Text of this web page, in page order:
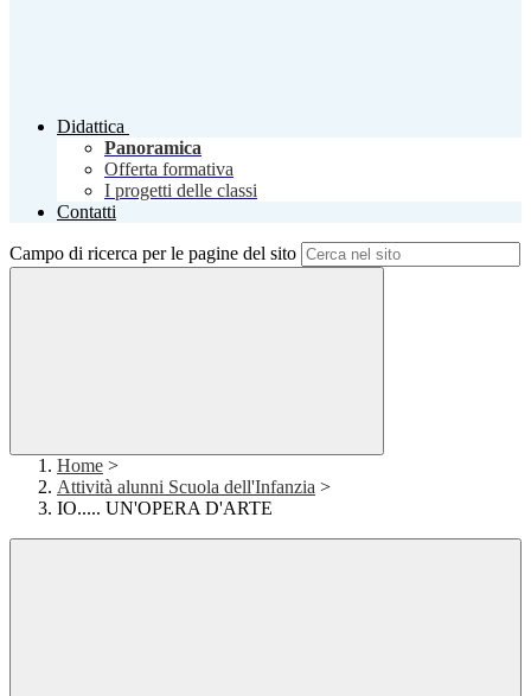
Didattica
Panoramica
Offerta formativa
I progetti delle classi
Contatti
Campo di ricerca per le pagine del sito
Home >
Attività alunni Scuola dell'Infanzia >
IO..... UN'OPERA D'ARTE